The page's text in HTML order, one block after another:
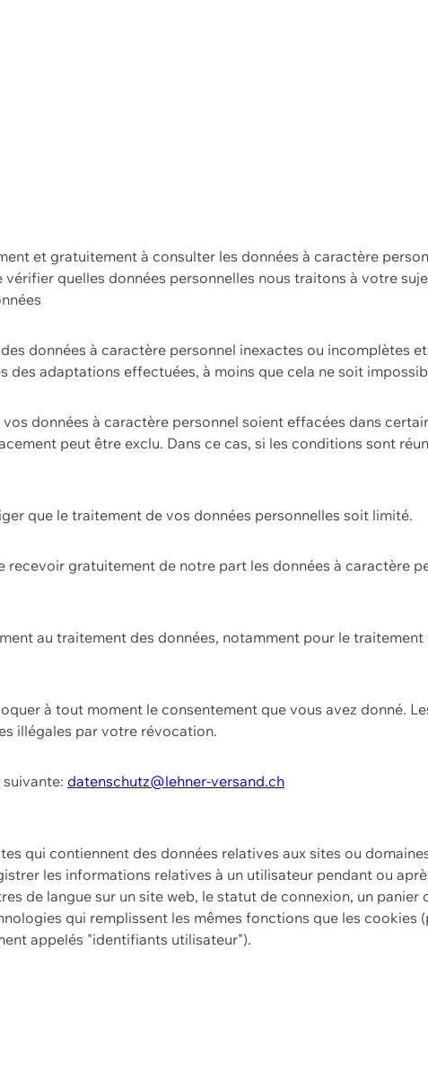
et gratuitement à consulter les données à caractère
quelles données personnelles nous traitons à votre
données à caractère personnel inexactes ou incomplètes
des adaptations effectuées, à moins que cela ne soit
données à caractère personnel soient effacées dans
peut être exclu. Dans ce cas, si les conditions sont
que le traitement de vos données personnelles soit limité.
gratuitement de notre part les données à caractère
au traitement des données, notamment pour le
à tout moment le consentement que vous avez donné.
illégales par votre révocation.
datenschutz@lehner-versand.ch
qui contiennent des données relatives aux sites ou
les informations relatives à un utilisateur pendant ou
de langue sur un site web, le statut de connexion, un
qui remplissent les mêmes fonctions que les cookies
appelés "identifiants utilisateur").